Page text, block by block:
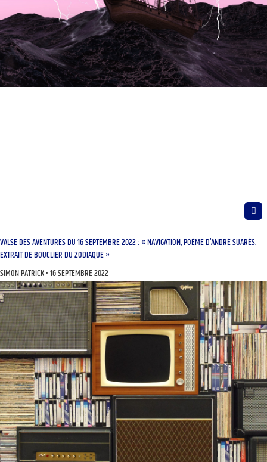
VALSE DES AVENTURES DU 16 SEPTEMBRE 2022 : « NAVIGATION, POÈME D’ANDRÉ SUARÈS.
EXTRAIT DE BOUCLIER DU ZODIAQUE »
SIMON PATRICK 16 SEPTEMBRE 2022